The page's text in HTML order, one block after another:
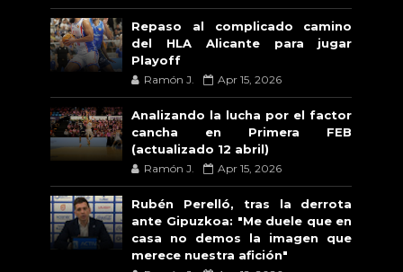
Repaso al complicado camino
del HLA Alicante para jugar
Playoff
Ramón J. Apr 15, 2026
Analizando la lucha por el factor
cancha en Primera FEB
(actualizado 12 abril)
Ramón J. Apr 15, 2026
Rubén Perelló, tras la derrota
ante Gipuzkoa: "Me duele que en
casa no demos la imagen que
merece nuestra afición"